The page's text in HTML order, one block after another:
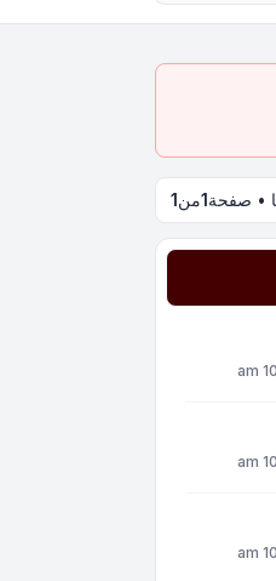
1من1